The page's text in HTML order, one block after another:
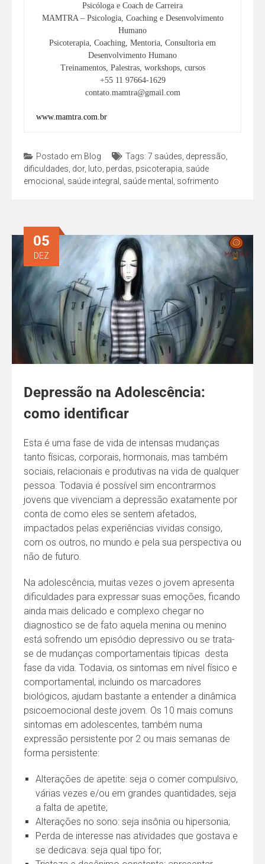
Psicóloga e Coach de Carreira
MAMTRA – Psicologia, Coaching e Desenvolvimento
Humano
Psicoterapia, Coaching, Mentoria, Consultoria em
Desenvolvimento Humano
Treinamentos, Palestras, workshops, cursos
+55 11 97664-1629
contato.mamtra@gmail.com
www.mamtra.com.br
Postado em Blog Tags: 7 saúdes depressão
dificuldades dor, luto perdas psicoterapia saúde
emocional
saúde integral saúde mental sofrimento
Depressão na Adolescência:
como identificar
05
DEZ
Esta é uma fase de vida de intensas mudanças
tanto físicas, corporais, hormonais, mas também
sociais, relacionais e produtivas na vida de qualquer
pessoa. Todavia é possível sim encontrarmos
jovens que vivenciam a depressão exatamente por
conta de como eles se sentem afetados,
impactados pelas experiências vividas consigo,
com os outros, no mundo e pela sua perspectiva ou
não de futuro.
Na adolescência, muitas vezes o jovem apresenta
dificuldades para expressar suas emoções, ficando
ainda mais delicado e complexo chegar no
diagnostico se de fato aquela menina ou menino
está sofrendo um episódio depressivo ou se trata-
se de mudanças comportamentais típicas desta
fase da vida. Todavia, os sintomas em nível físico e
comportamental, incluindo os marcadores
biológicos, ajudam bastante a entender a dinâmica
psicoemocional deste jovem. Os 10 mais comuns
sintomas em adolescentes, também numa
expressão persistente por 2 ou mais semanas de
forma persistente:
Alterações de apetite: seja o comer compulsivo,
várias vezes e/ou em grandes quantidades, seja
a falta de apetite;
Alterações no sono: seja insônia ou hipersonia;
Perda de interesse nas atividades que gostava e
se dedicava: seja qual tipo for;